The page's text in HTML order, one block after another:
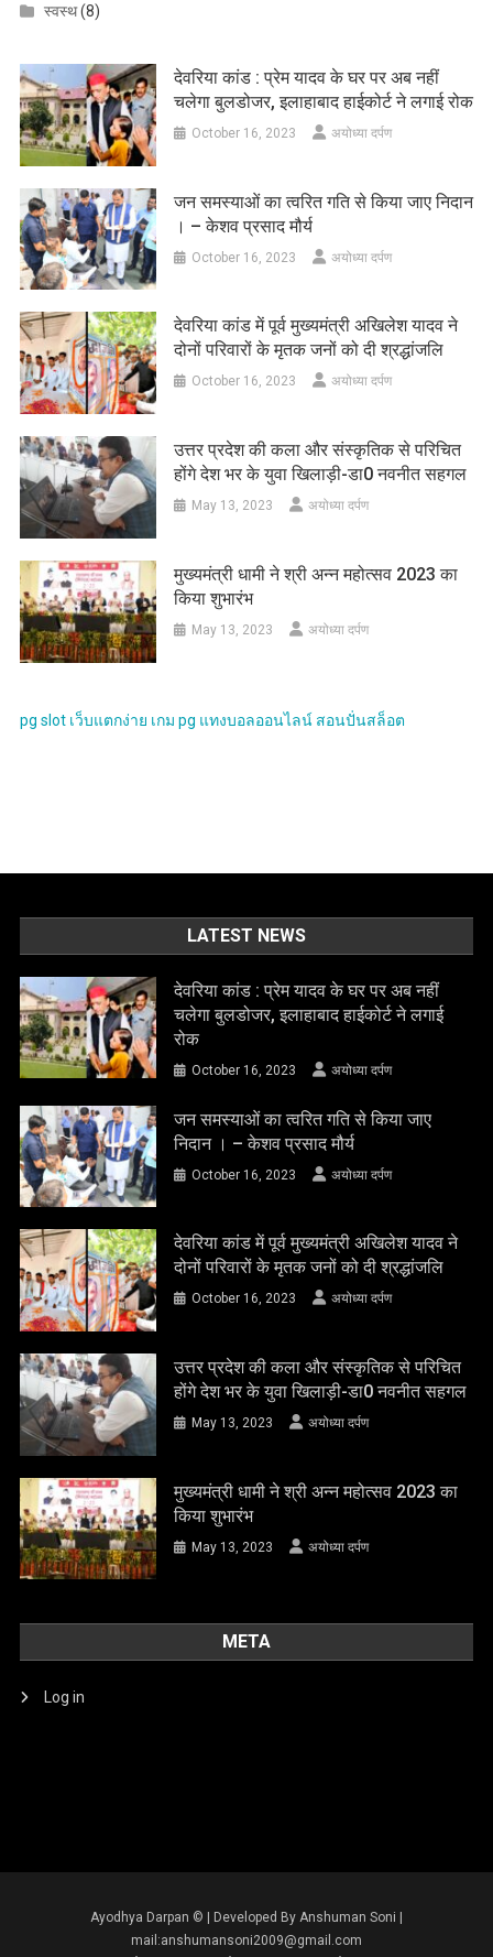
स्वस्थ(8)
देवरिया कांड : प्रेम यादव के घर पर अब नहीं
चलेगा बुलडोजर, इलाहाबाद हाईकोर्ट ने लगाई रोक
October 16, 2023 अयोध्या दर्पण
जन समस्याओं का त्वरित गति से किया जाए निदान
। – केशव प्रसाद मौर्य
October 16, 2023 अयोध्या दर्पण
देवरिया कांड में पूर्व मुख्यमंत्री अखिलेश यादव ने
दोनों परिवारों के मृतक जनों को दी श्रद्धांजलि
October 16, 2023 अयोध्या दर्पण
उत्तर प्रदेश की कला और संस्कृतिक से परिचित
होंगे देश भर के युवा खिलाड़ी-डा0 नवनीत सहगल
May 13, 2023 अयोध्या दर्पण
मुख्यमंत्री धामी ने श्री अन्न महोत्सव 2023 का
किया शुभारंभ
May 13, 2023 अयोध्या दर्पण
pg slot เว็บแตกง่าย เกม pg แทงบอลออนไลน์ สอนปั่นสล็อต
LATEST NEWS
देवरिया कांड : प्रेम यादव के घर पर अब नहीं
चलेगा बुलडोजर, इलाहाबाद हाईकोर्ट ने लगाई
रोक
October 16, 2023 अयोध्या दर्पण
जन समस्याओं का त्वरित गति से किया जाए
निदान । – केशव प्रसाद मौर्य
October 16, 2023 अयोध्या दर्पण
देवरिया कांड में पूर्व मुख्यमंत्री अखिलेश यादव ने
दोनों परिवारों के मृतक जनों को दी श्रद्धांजलि
October 16, 2023 अयोध्या दर्पण
उत्तर प्रदेश की कला और संस्कृतिक से परिचित
होंगे देश भर के युवा खिलाड़ी-डा0 नवनीत सहगल
May 13, 2023 अयोध्या दर्पण
मुख्यमंत्री धामी ने श्री अन्न महोत्सव 2023 का
किया शुभारंभ
May 13, 2023 अयोध्या दर्पण
META
Log in